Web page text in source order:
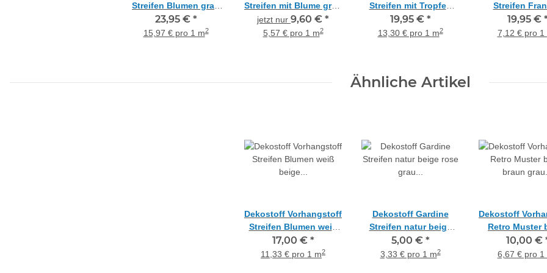
Streifen Blumen grau
weiß taupe
teiltransparent,
23,95 € *
15,97 € pro 1 m2
Streifen mit Blume grau
rot teiltransparent,
Reststück 1,15 m
jetzt nur 9,60 € *
5,57 € pro 1 m2
Streifen mit Tropfen
beige braun
teiltransparent,
19,95 € *
13,30 € pro 1 m2
Streifen
rohweiß
transparent,
19,95 €
7,12 € pro 1
Ähnliche Artikel
Dekostoff Vorhangstoff
Streifen Blumen weiß
beige taupe
teiltransparent,
17,00 € *
11,33 € pro 1 m2
Dekostoff Gardine
Streifen natur beige
rose grau
teiltransparent,
5,00 € *
3,33 € pro 1 m2
Dekostoff
Retro Muster
braun
10,00 €
6,67 € pro 1